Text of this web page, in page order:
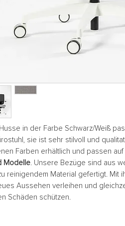
in der Farbe Schwarz/Weiß
sie ist sehr stilvoll und
Farben erhältlich und passen auf
Modelle. Unsere Bezüge sind aus
reinigendem Material gefertigt. Mit
Aussehen verleihen und
Schäden schützen.